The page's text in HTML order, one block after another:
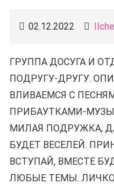
02.12.2022
ГРУППА ДОСУГА И
ПОДРУГУ-ДРУГУ.
ВЛИВАЕМСЯ С
ПРИБАУТКАМИ-
МИЛАЯ ПОДРУЖКА,
БУДЕТ ВЕСЕЛЕЙ.
ВСТУПАЙ, ВМЕСТЕ
ЛЮБЫЕ ТЕМЫ.